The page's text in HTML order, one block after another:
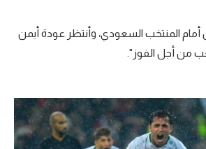
أمام المنتخب السعودي، وأنتظر عودة أيمن
من أجل الفوز".